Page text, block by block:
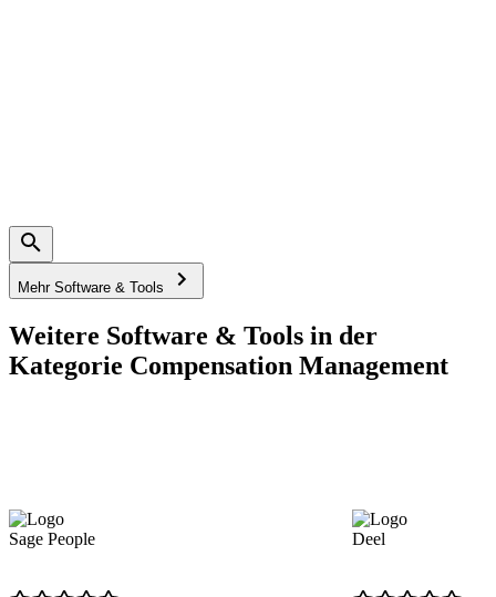
Mehr Software & Tools
Weitere Software & Tools in der
Kategorie Compensation Management
Sage People Deel